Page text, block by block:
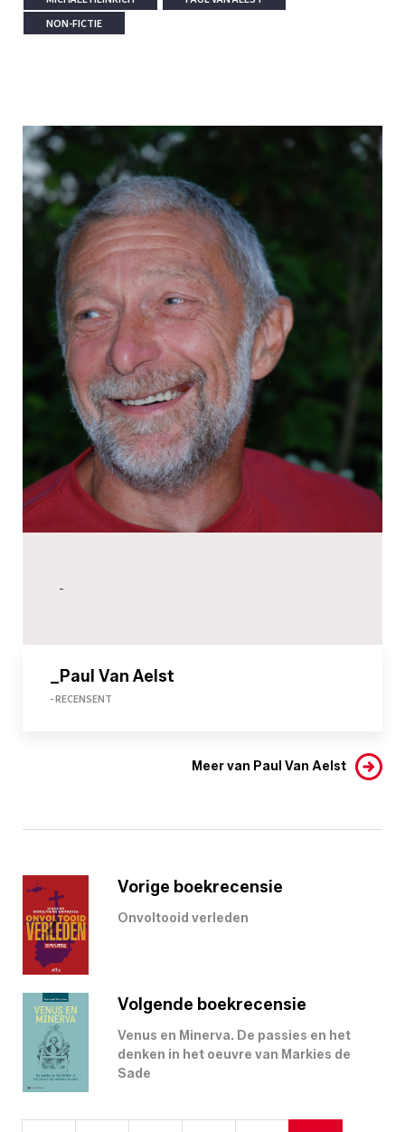
NON-FICTIE
-
_Paul Van Aelst
- RECENSENT
Meer van Paul Van Aelst
Vorige boekrecensie
Onvoltooid verleden
Volgende boekrecensie
Venus en Minerva. De passies en het
denken in het oeuvre van Markies de
Sade